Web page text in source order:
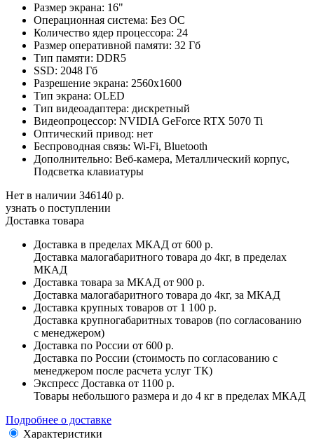
Размер экрана: 16"
Операционная система: Без ОС
Количество ядер процессора: 24
Размер оперативной памяти: 32 Гб
Тип памяти: DDR5
SSD: 2048 Гб
Разрешение экрана: 2560x1600
Тип экрана: OLED
Тип видеоадаптера: дискретный
Видеопроцессор: NVIDIA GeForce RTX 5070 Ti
Оптический привод: нет
Беспроводная связь: Wi-Fi, Bluetooth
Дополнительно: Веб-камера, Металлический корпус,
Подсветка клавиатуры
Нет в наличии 346140 р.
узнать о поступлении
Доставка товара
Доставка в пределах МКАД от 600 р.
Доставка малогабаритного товара до 4кг, в пределах
МКАД
Доставка товара за МКАД от 900 р.
Доставка малогабаритного товара до 4кг, за МКАД
Доставка крупных товаров от 1 100 р.
Доставка крупногабаритных товаров (по согласованию
с менеджером)
Доставка по России от 600 р.
Доставка по России (стоимость по согласованию с
менеджером после расчета услуг ТК)
Экспресс Доставка от 1100 р.
Товары небольшого размера и до 4 кг в пределах МКАД
Подробнее о доставке
Характеристики